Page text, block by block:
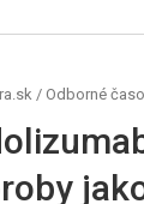
/ Odborné